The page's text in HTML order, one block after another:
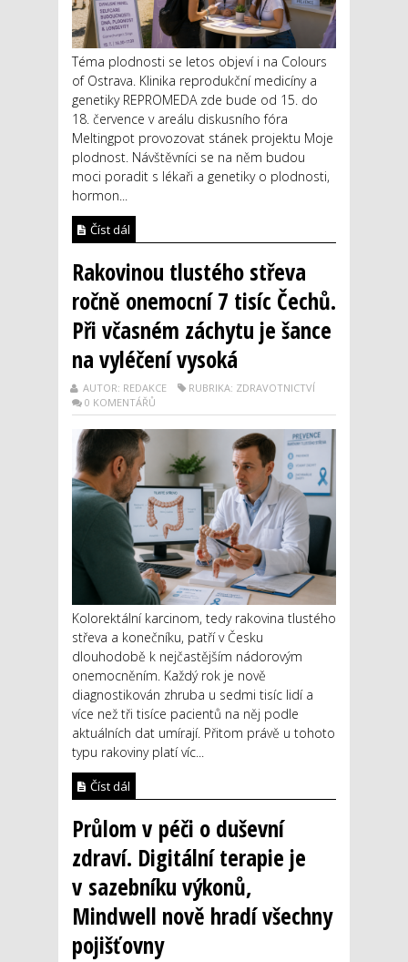
Téma plodnosti se letos objeví i na Colours
of Ostrava. Klinika reprodukční medicíny a
genetiky REPROMEDA zde bude od 15. do
18. července v areálu diskusního fóra
Meltingpot provozovat stánek projektu Moje
plodnost. Návštěvníci se na něm budou
moci poradit s lékaři a genetiky o plodnosti,
hormon...
Číst dál
Rakovinou tlustého střeva
ročně onemocní 7 tisíc Čechů.
Při včasném záchytu je šance
na vyléčení vysoká
AUTOR: REDAKCE
RUBRIKA: ZDRAVOTNICTVÍ
0 KOMENTÁŘŮ
Kolorektální karcinom, tedy rakovina tlustého
střeva a konečníku, patří v Česku
dlouhodobě k nejčastějším nádorovým
onemocněním. Každý rok je nově
diagnostikován zhruba u sedmi tisíc lidí a
více než tři tisíce pacientů na něj podle
aktuálních dat umírají. Přitom právě u tohoto
typu rakoviny platí víc...
Číst dál
Průlom v péči o duševní
zdraví. Digitální terapie je
v sazebníku výkonů,
Mindwell nově hradí všechny
pojišťovny